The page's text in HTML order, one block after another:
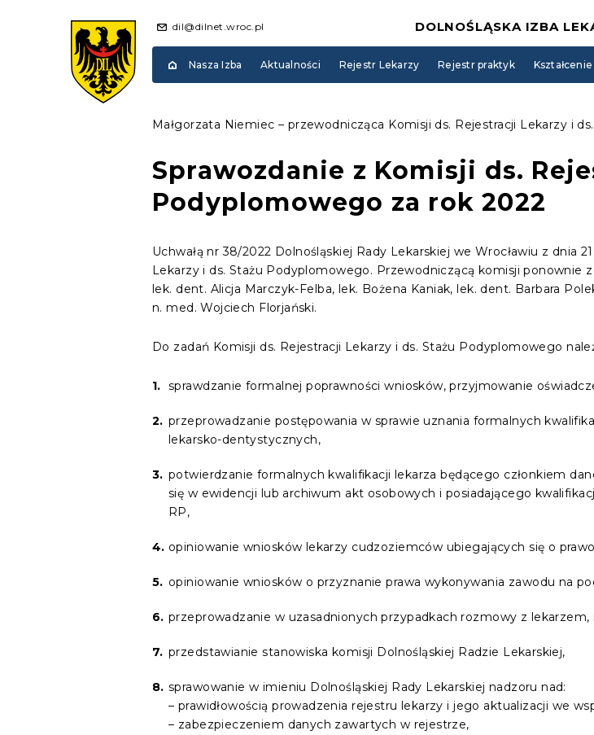
dil@dilnet.wroc.pl DOLNOŚLĄSKA IZBA
Nasza Izba Aktualności Rejestr Lekarzy Rejestr praktyk Kształcenie
Małgorzata Niemiec – przewodnicząca Komisji ds. Rejestracji Lekarzy i
Sprawozdanie z Komisji ds.
Podyplomowego za rok 2022
Uchwałą nr 38/2022 Dolnośląskiej Rady Lekarskiej we Wrocławiu z dnia
Lekarzy i ds. Stażu Podyplomowego. Przewodniczącą komisji ponownie
lek. dent. Alicja Marczyk-Felba, lek. Bożena Kaniak, lek. dent. Barbara
n. med. Wojciech Florjański.
Do zadań Komisji ds. Rejestracji Lekarzy i ds. Stażu Podyplomowego
sprawdzanie formalnej poprawności wniosków, przyjmowanie
przeprowadzanie postępowania w sprawie uznania formalnych
lekarsko-dentystycznych,
potwierdzanie formalnych kwalifikacji lekarza będącego członkiem
się w ewidencji lub archiwum akt osobowych i posiadającego
RP,
opiniowanie wniosków lekarzy cudzoziemców ubiegających się o
opiniowanie wniosków o przyznanie prawa wykonywania zawodu na
przeprowadzanie w uzasadnionych przypadkach rozmowy z
przedstawianie stanowiska komisji Dolnośląskiej Radzie Lekarskiej,
sprawowanie w imieniu Dolnośląskiej Rady Lekarskiej nadzoru nad:
– prawidłowością prowadzenia rejestru lekarzy i jego aktualizacji we
– zabezpieczeniem danych zawartych w rejestrze,